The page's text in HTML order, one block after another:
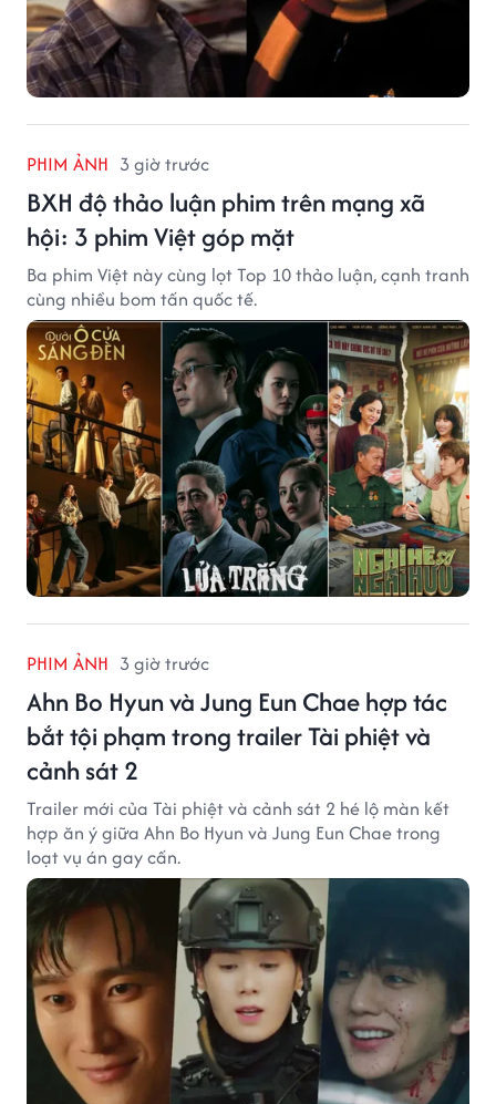
PHIM ẢNH 3 giờ trước
BXH độ thảo luận phim trên mạng xã
hội: 3 phim Việt góp mặt
Ba phim Việt này cùng lọt Top 10 thảo luận, cạnh tranh
cùng nhiều bom tấn quốc tế.
PHIM ẢNH 3 giờ trước
Ahn Bo Hyun và Jung Eun Chae hợp tác
bắt tội phạm trong trailer Tài phiệt và
cảnh sát 2
Trailer mới của Tài phiệt và cảnh sát 2 hé lộ màn kết
hợp ăn ý giữa Ahn Bo Hyun và Jung Eun Chae trong
loạt vụ án gay cấn.